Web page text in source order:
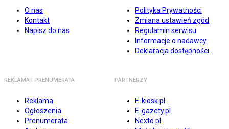
O nas
Kontakt
Napisz do nas
Polityka Prywatności
Zmiana ustawień zgód
Regulamin serwisu
Informacje o nadawcy
Deklaracja dostępności
REKLAMA I PRENUMERATA
Reklama
Ogłoszenia
Prenumerata
PARTNERZY
E-kiosk.pl
E-gazety.pl
Nexto.pl